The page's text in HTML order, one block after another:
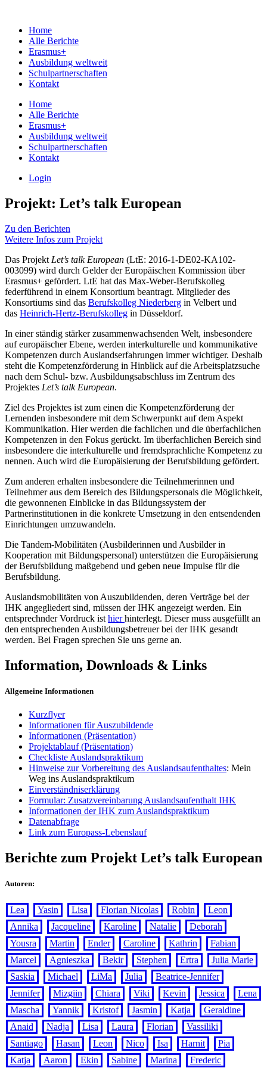
Home
Alle Berichte
Erasmus+
Ausbildung weltweit
Schulpartnerschaften
Kontakt
Home
Alle Berichte
Erasmus+
Ausbildung weltweit
Schulpartnerschaften
Kontakt
Login
Projekt: Let’s talk European
Zu den Berichten
Weitere Infos zum Projekt
Das Projekt Let’s talk European (LtE: 2016-1-DE02-KA102-
003099) wird durch Gelder der Europäischen Kommission über
Erasmus+ gefördert. LtE hat das Max-Weber-Berufskolleg
federführend in einem Konsortium beantragt. Mitglieder des
Konsortiums sind das Berufskolleg Niederberg in Velbert und
das Heinrich-Hertz-Berufskolleg in Düsseldorf.
In einer ständig stärker zusammenwachsenden Welt, insbesondere
auf europäischer Ebene, werden interkulturelle und kommunikative
Kompetenzen durch Auslandserfahrungen immer wichtiger. Deshalb
steht die Kompetenzförderung in Hinblick auf die Arbeitsplatzsuche
nach dem Schul- bzw. Ausbildungsabschluss im Zentrum des
Projektes Let’s talk European.
Ziel des Projektes ist zum einen die Kompetenzförderung der
Lernenden insbesondere mit dem Schwerpunkt auf dem Aspekt
Kommunikation. Hier werden die fachlichen und die überfachlichen
Kompetenzen in den Fokus gerückt. Im überfachlichen Bereich sind
insbesondere die interkulturelle und fremdsprachliche Kompetenz zu
nennen. Auch wird die Europäisierung der Berufsbildung gefördert.
Zum anderen erhalten insbesondere die Teilnehmerinnen und
Teilnehmer aus dem Bereich des Bildungspersonals die Möglichkeit,
die gewonnenen Einblicke in das Bildungssystem der
Partnerinstitutionen in die konkrete Umsetzung in den entsendenden
Einrichtungen umzuwandeln.
Die Tandem-Mobilitäten (Ausbilderinnen und Ausbilder in
Kooperation mit Bildungspersonal) unterstützen die Europäisierung
der Berufsbildung maßgebend und geben neue Impulse für die
Berufsbildung.
Auslandsmobilitäten von Auszubildenden, deren Verträge bei der
IHK angegliedert sind, müssen der IHK angezeigt werden. Ein
entsprechnder Vordruck ist hierhinterlegt. Dieser muss ausgefüllt an
den entsprechenden Ausbildungsbetreuer bei der IHK gesandt
werden. Bei Fragen sprechen Sie uns gerne an.
Information, Downloads & Links
Allgemeine Informationen
Kurzflyer
Informationen für Auszubildende
Informationen (Präsentation)
Projektablauf (Präsentation)
Checkliste Auslandspraktikum
Hinweise zur Vorbereitung des Auslandsaufenthaltes: Mein
Weg ins Auslandspraktikum
Einverständniserklärung
Formular: Zusatzvereinbarung Auslandsaufenthalt IHK
Informationen der IHK zum Auslandspraktikum
Datenabfrage
Link zum Europass-Lebenslauf
Berichte zum Projekt Let’s talk European
Autoren:
Lea Yasin Lisa Florian Nicolas Robin
Leon
Annika
Jacqueline Karoline Natalie
Deborah
Yousra
Martin Ender Caroline Kathrin
Fabian
Marcel
Agnieszka Bekir Stephen Ertra
Julia Marie
Saskia
Michael LiMa Julia
Beatrice-Jennifer
Jennifer
Mizgiin Chiara Viki Kevin Jessica
Lena
Mascha
Yannik Kristof Jasmin Katja
Geraldine
Anaid
Nadja Lisa Laura Florian
Vassiliki
Santiago
Hasan Leon Nico Isa Harnit
Pia
Katja
Aaron Ekin Sabine Marina Frederic